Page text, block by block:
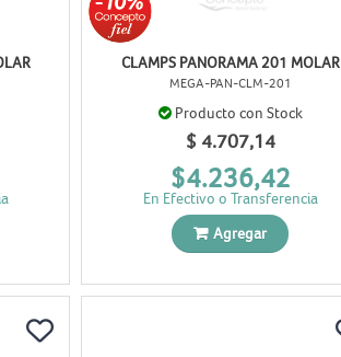
CLAMPS PANORAMA 201 MOLAR
MEGA-PAN-CLM-201
Producto con Stock
$ 4.707,14
En Efectivo o Transferencia
$4.236,42
Agregar